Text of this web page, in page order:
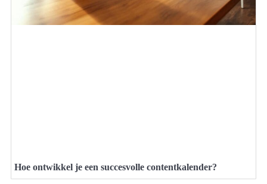
Hoe ontwikkel je een succesvolle contentkalender?